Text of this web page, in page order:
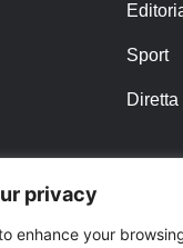
privacy
enhance your
Sport
Diretta